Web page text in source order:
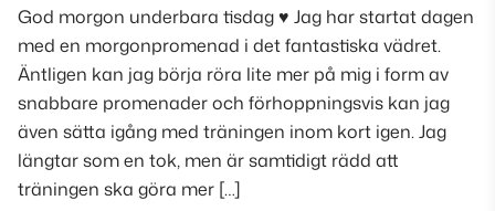
God morgon underbara tisdag ♥ Jag har startat dagen
med en morgonpromenad i det fantastiska vädret.
Äntligen kan jag börja röra lite mer på mig i form av
snabbare promenader och förhoppningsvis kan jag
även sätta igång med träningen inom kort igen. Jag
längtar som en tok, men är samtidigt rädd att
träningen ska göra mer […]